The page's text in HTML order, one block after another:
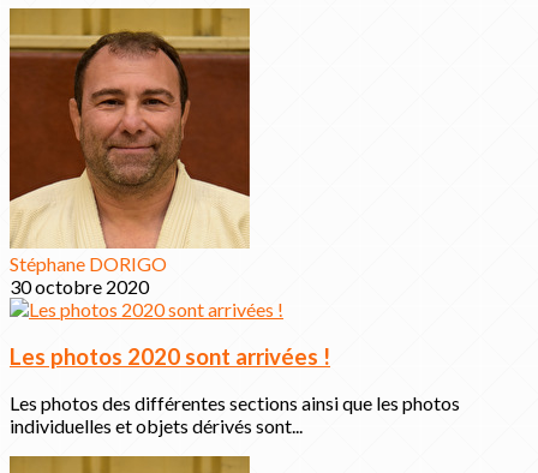
Stéphane DORIGO
30 octobre 2020
Les photos 2020 sont arrivées !
Les photos des différentes sections ainsi que les photos
individuelles et objets dérivés sont...